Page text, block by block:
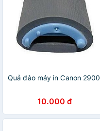
Quả đào máy in Canon 2900
10.000 đ